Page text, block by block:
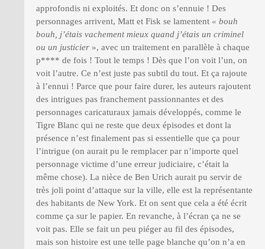
approfondis ni exploités. Et donc on s’ennuie ! Des
personnages arrivent, Matt et Fisk se lamentent « bouh
bouh, j’étais vachement mieux quand j’étais un criminel
ou un justicier », avec un traitement en parallèle à chaque
p**** de fois ! Tout le temps ! Dès que l’on voit l’un, on
voit l’autre. Ce n’est juste pas subtil du tout. Et ça rajoute
à l’ennui ! Parce que pour faire durer, les auteurs rajoutent
des intrigues pas franchement passionnantes et des
personnages caricaturaux jamais développés, comme le
Tigre Blanc qui ne reste que deux épisodes et dont la
présence n’est finalement pas si essentielle que ça pour
l’intrigue (on aurait pu le remplacer par n’importe quel
personnage victime d’une erreur judiciaire, c’était la
même chose). La nièce de Ben Urich aurait pu servir de
très joli point d’attaque sur la ville, elle est la représentante
des habitants de New York. Et on sent que cela a été écrit
comme ça sur le papier. En revanche, à l’écran ça ne se
voit pas. Elle se fait un peu piéger au fil des épisodes,
mais son histoire est une telle page blanche qu’on n’a en